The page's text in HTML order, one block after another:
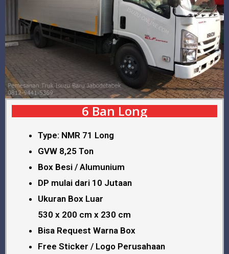
6 Ban Long
Type: NMR 71 Long
GVW 8,25 Ton
Box Besi / Alumunium
DP mulai dari 10 Jutaan
Ukuran Box Luar
530 x 200 cm x 230 cm
Bisa Request Warna Box
Free Sticker / Logo Perusahaan